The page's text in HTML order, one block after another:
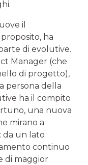
il
ha
di evolutive.
Manager (che
di progetto),
persona della
ha il compito
una nuova
mirano a
da un lato
continuo
di maggior